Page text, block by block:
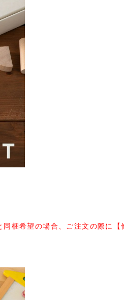
梱希望の場合、ご注文の際に【